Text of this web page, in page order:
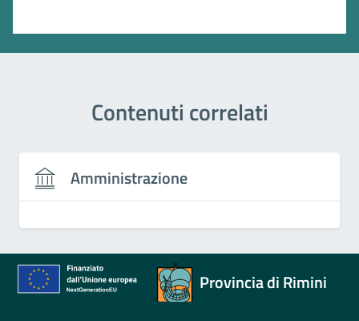
Contenuti correlati
Amministrazione
Provincia di Rimini